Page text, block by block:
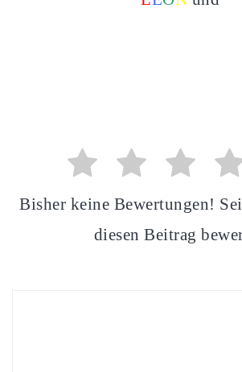
Bisher keine Bewertungen!
diesen Beitrag